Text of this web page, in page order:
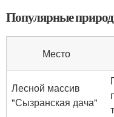
Популярные
Место
Лесной массив
"Сызранская дача"